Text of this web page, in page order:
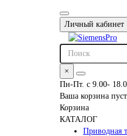
Личный кабинет
×
Пн-Пт. с 9.00-
Ваша корзина
Корзина
КАТАЛОГ
Приводная